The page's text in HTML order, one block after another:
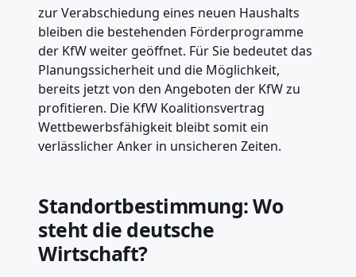
zur Verabschiedung eines neuen Haushalts
bleiben die bestehenden Förderprogramme
der KfW weiter geöffnet. Für Sie bedeutet das
Planungssicherheit und die Möglichkeit,
bereits jetzt von den Angeboten der KfW zu
profitieren. Die KfW Koalitionsvertrag
Wettbewerbsfähigkeit bleibt somit ein
verlässlicher Anker in unsicheren Zeiten.
Standortbestimmung: Wo
steht die deutsche
Wirtschaft?